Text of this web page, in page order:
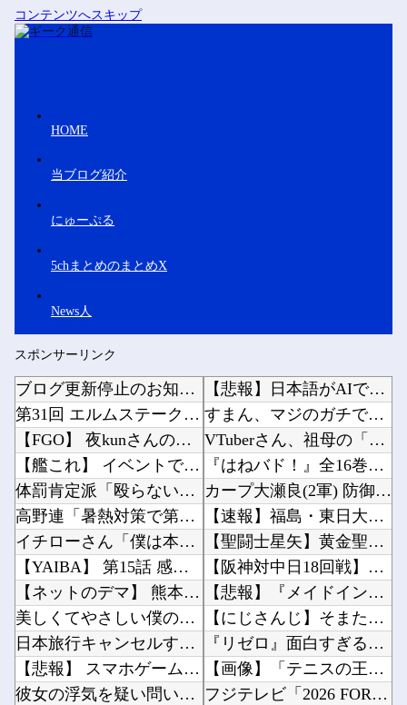
コンテンツへスキップ
HOME
当ブログ紹介
にゅーぷる
5chまとめのまとめX
News人
スポンサーリンク
ブログ更新停止のお知らせ
第31回 エルムステークス(GⅢ)
【FGO】 夜kunさんのモルガンイラスト！！ 蝶の羽好きです！
【艦これ】 イベントで弱っている提督にご奉仕鹿島描いたでち
体罰肯定派「殴らないとわからない奴もいる」ワイ「いや司法や警察に突き出せばいいよね」
高野連「暑熱対策で第2試合は13:30プレイボールや！」
イチローさん「僕は本を読まない。好きなアニメはドラゴンボール」【海外の反応】
【YAIBA】 第15話 感想 水着VSバニー【真・侍伝 YAIBA】
【ネットのデマ】 熊本地震巡るデマがSNSで拡散中…「偽の画像や動画の投稿もあり得る」「確...
美しくてやさしい僕の誇りの妻が………。
日本旅行キャンセルすべきか…1万年ぶり史上最大級の火山の兆し＝韓国の反応
【悲報】 スマホゲーム会社さん、”サ終”相次ぎ倒産しまくってる模様
彼女の浮気を疑い問いつけると弟だと言う。「じゃあ携帯見せて」『え？』え？じゃねーしｗ で、...
【悲報】日本語がAIで不利な理由、明らかになってしまう他
すまん、マジのガチでウーバーが無理なんやが他
VTuberさん、祖母の「家族だけの一日葬」をした結果ｗｗｗｗｗｗｗ他
『はねバド！』全16巻すべて「50％ポイント還元」セール！6,336円分返ってくる！作風が...
カープ大瀬良(2軍) 防御率4.31 WHIP1.39 QS率40%他
【速報】福島・東日大昌平、ビデオ判定活かして甲子園初勝利→いわき勢55年ぶりの快挙に高校野...
【聖闘士星矢】黄金聖闘士って蟹座ばかりネタにされますが牡牛座も大概ですよねｗｗｗ他
【阪神対中日18回戦】8（遊） 熊谷 敬宥 8（捕） 加藤 匠馬他
【悲報】『メイドインアビス』劇場版の主題歌にVTuberが起用されてまたまたまた炎上、もう...
【にじさんじ】そまたますずの爆弾解除！そまたま大げんかで草他
『リゼロ』面白すぎるんだが異端か？他
【画像】「テニスの王子様」の手塚国光の零式サーブ、ガチで強すぎるｗｗｗｗ他
フジテレビ「2026 FORMULA1 サマーブレイクSP」を明日（8月9日）から12日間...